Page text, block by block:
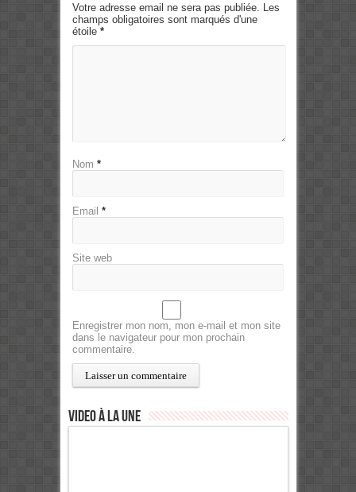
Votre adresse email ne sera pas publiée. Les
champs obligatoires sont marqués d'une
étoile *
Nom *
Email *
Site web
Enregistrer mon nom, mon e-mail et mon site
dans le navigateur pour mon prochain
commentaire.
Video à la Une